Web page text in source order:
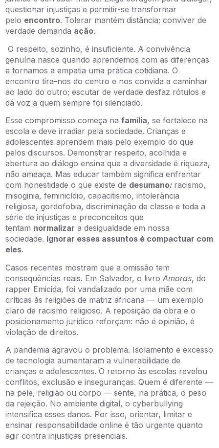
questionar injustiças e permitir-se transformar
pelo encontro. Tolerar mantém distância; conviver de
verdade demanda ação.
O respeito, sozinho, é insuficiente. A convivência
genuína nasce quando aprendemos com as diferenças
e tornamos a empatia uma prática cotidiana. O
encontro tira-nos do centro e nos convida a caminhar
ao lado do outro; escutar de verdade desfaz rótulos e
dá voz a quem sempre foi silenciado.
Esse compromisso começa nafamília, se fortalece na
escola e deve irradiar pela sociedade. Crianças e
adolescentes aprendem mais pelo exemplo do que
pelos discursos. Demonstrar respeito, acolhida e
abertura ao diálogo ensina que a diversidade é riqueza,
não ameaça. Mas educar também significa enfrentar
com honestidade o que existe de desumano: racismo,
misoginia, feminicídio, capacitismo, intolerância
religiosa, gordofobia, discriminação de classe e toda a
série de injustiças e preconceitos que
tentam normalizar a desigualdade em nossa
sociedade. Ignorar esses assuntos é compactuar com
eles.
Casos recentes mostram que a omissão tem
consequências reais. Em Salvador, o livroAmoras, do
rapper Emicida, foi vandalizado por uma mãe com
críticas às religiões de matriz africana — um exemplo
claro de racismo religioso. A reposição da obra e o
posicionamento jurídico reforçam: não é opinião, é
violação de direitos.
A pandemia agravou o problema. Isolamento e excesso
de tecnologia aumentaram a vulnerabilidade de
crianças e adolescentes. O retorno às escolas revelou
conflitos, exclusão e inseguranças. Quem é diferente —
na pele, religião ou corpo — sente, na prática, o peso
da rejeição. No ambiente digital, o cyberbullying
intensifica esses danos. Por isso, orientar, limitar e
ensinar responsabilidade online é tão urgente quanto
agir contra injustiças presenciais.